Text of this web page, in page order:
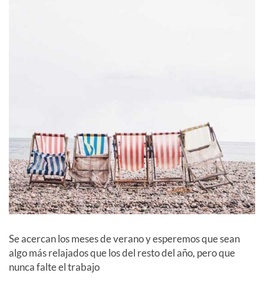
Se acercan los meses de verano y esperemos que sean
algo más relajados que los del resto del año, pero que
nunca falte el trabajo